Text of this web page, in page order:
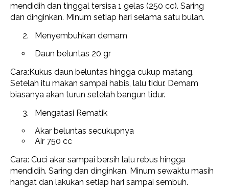
mendidih dan tinggal tersisa 1 gelas (250 cc). Saring
dan dinginkan. Minum setiap hari selama satu bulan.
Menyembuhkan demam
Daun beluntas 20 gr
Cara:Kukus daun beluntas hingga cukup matang.
Setelah itu makan sampai habis, lalu tidur. Demam
biasanya akan turun setelah bangun tidur.
Mengatasi Rematik
Akar beluntas secukupnya
Air 750 cc
Cara: Cuci akar sampai bersih lalu rebus hingga
mendidih. Saring dan dinginkan. Minum sewaktu masih
hangat dan lakukan setiap hari sampai sembuh.